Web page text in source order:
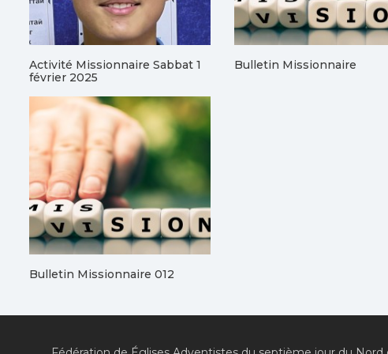
Activité Missionnaire Sabbat 1
février 2025
Bulletin Missionnaire
Bulletin Missionnaire 012